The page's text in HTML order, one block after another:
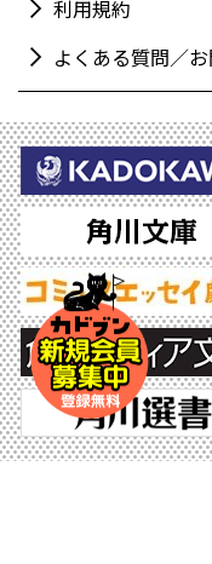
利用規約
よくある質問／